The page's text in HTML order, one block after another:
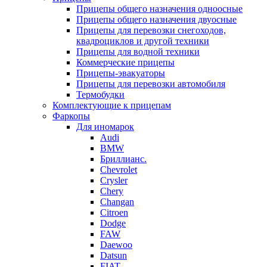
Прицепы общего назначения одноосные
Прицепы общего назначения двуосные
Прицепы для перевозки снегоходов,
квадроциклов и другой техники
Прицепы для водной техники
Коммерческие прицепы
Прицепы-эвакуаторы
Прицепы для перевозки автомобиля
Термобудки
Комплектующие к прицепам
Фаркопы
Для иномарок
Audi
BMW
Бриллианс.
Chevrolet
Crysler
Chery
Changan
Citroen
Dodge
FAW
Daewoo
Datsun